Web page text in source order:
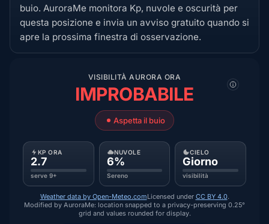
buio. AuroraMe monitora Kp, nuvole e oscurità per
questa posizione e invia un avviso gratuito quando si
apre la prossima finestra di osservazione.
VISIBILITÀ AURORA ORA
IMPROBABILE
Aspetta il buio
KP ORA
2.7
serve 9+
NUVOLE
6%
Sereno
CIELO
Giorno
visibilità
Weather data by Open-Meteo.comLicensed under CC BY 4.0.
Modified by AuroraMe: location snapped to a privacy-preserving 0.25°
grid and values rounded for display.